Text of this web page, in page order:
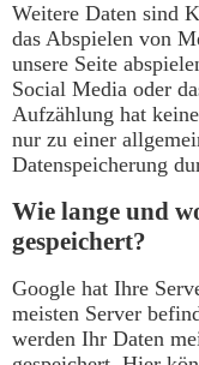
Weitere Daten sind
das Abspielen von
unsere Seite
Social Media oder
Aufzählung hat
nur zu einer
Datenspeicherung
Wie lange und
gespeichert?
Google hat Ihre
meisten Server
werden Ihr Daten